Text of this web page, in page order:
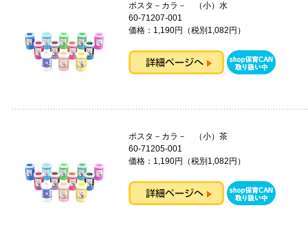
ポスタ－カラ－ （小）水
60-71207-001
価格：1,190円（税別1,082円）
ポスタ－カラ－ （小）茶
60-71205-001
価格：1,190円（税別1,082円）